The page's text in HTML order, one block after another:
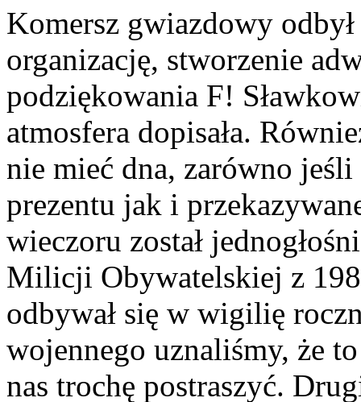
Komersz gwiazdowy
organizację, stworzenie
podziękowania F!
atmosfera dopisała.
nie mieć dna, zarówno
prezentu jak i
wieczoru został
Milicji Obywatelskiej z
odbywał się w wigilię
wojennego uznaliśmy, że
nas trochę postraszyć.